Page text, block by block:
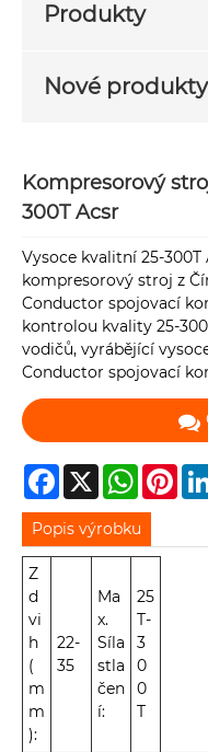
Produkty
Nové produkty
Kompresorový
300T Acsr
Vysoce kvalitní 25-
kompresorový stroj z
Conductor spojovací
kontrolou kvality 25-
vodičů, vyrábějící
Conductor spojovací
Facebook
X
Popis výrobku
Z
d
vi
h
(
m
m
):
22-
35
Ma
x.
Síla
stla
čen
í:
25
T-
3
0
0
T